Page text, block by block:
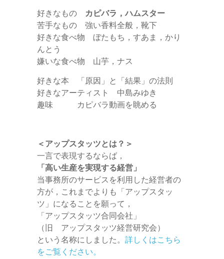
好きなもの カピバラ，ハムスター
苦手なもの 強い香料全般，靴下
好きな食べ物 ぼたもち，すあま，かり
んとう
嫌いな食べ物 山芋，ナス
好きな本 「原因」と「結果」の法則
好きなアーティスト 中島みゆき
趣味 カピバラ動画を眺める
＜アップスタッツとは？＞
一言で表現するならば，
「高い生産を実現する経営」
当事務所のサービスを利用した経営者の
方が，これまでよりも「アップスタッ
ツ」になることを願って，
「アップスタッツ合同会社」
（旧 アップスタッツ経営研究会）
という名称にしました。 詳しくはこちら
をご覧ください。